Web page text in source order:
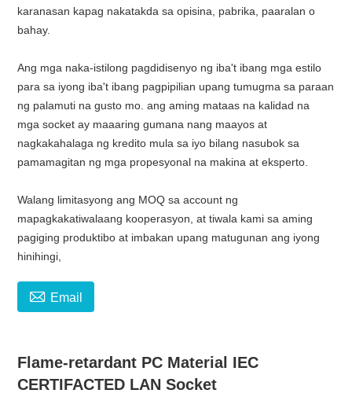
karanasan kapag nakatakda sa opisina, pabrika, paaralan o
bahay.
Ang mga naka-istilong pagdidisenyo ng iba't ibang mga estilo
para sa iyong iba't ibang pagpipilian upang tumugma sa paraan
ng palamuti na gusto mo. ang aming mataas na kalidad na
mga socket ay maaaring gumana nang maayos at
nagkakahalaga ng kredito mula sa iyo bilang nasubok sa
pamamagitan ng mga propesyonal na makina at eksperto.
Walang limitasyong ang MOQ sa account ng
mapagkakatiwalaang kooperasyon, at tiwala kami sa aming
pagiging produktibo at imbakan upang matugunan ang iyong
hinihingi,
 Email
Flame-retardant PC Material IEC
CERTIFACTED LAN Socket